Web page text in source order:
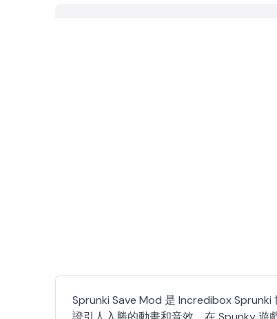
Sprunki Save Mod 是 Incredibox